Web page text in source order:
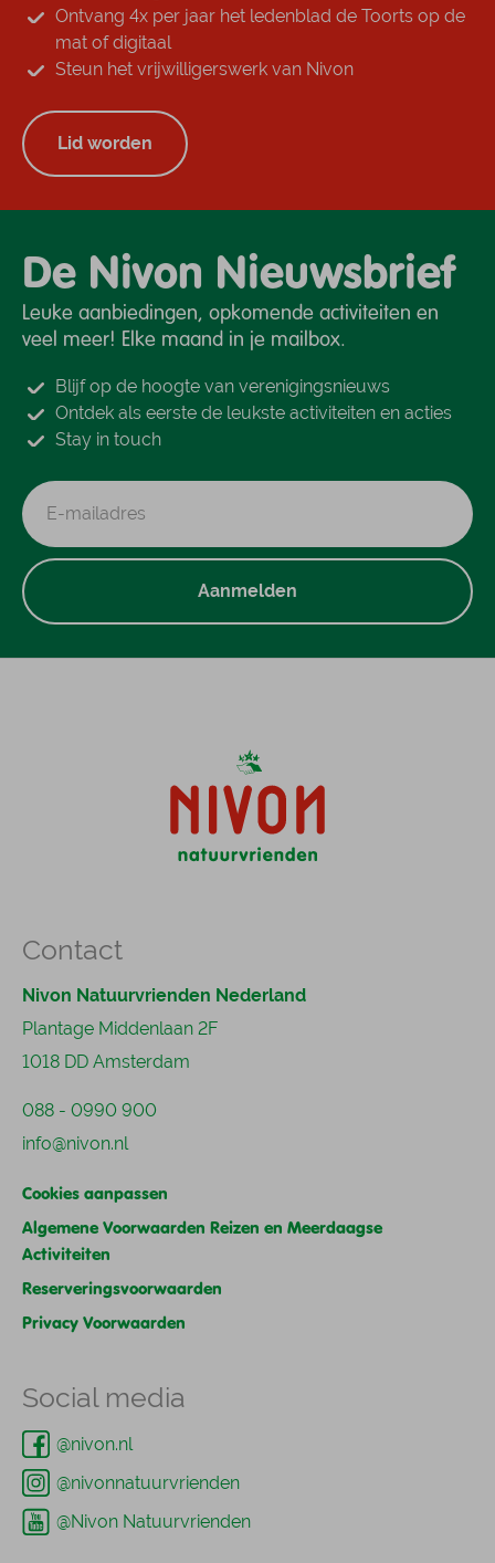
Ontvang 4x per jaar het ledenblad de Toorts op de
mat of digitaal
Steun het vrijwilligerswerk van Nivon
Lid worden
De Nivon Nieuwsbrief
Leuke aanbiedingen, opkomende activiteiten en
veel meer! Elke maand in je mailbox.
Blijf op de hoogte van verenigingsnieuws
Ontdek als eerste de leukste activiteiten en acties
Stay in touch
Aanmelden
Contact
Nivon Natuurvrienden Nederland
Plantage Middenlaan 2F
1018 DD Amsterdam
088 - 0990 900
info@nivon.nl
Cookies aanpassen
Algemene Voorwaarden Reizen en Meerdaagse
Activiteiten
Reserveringsvoorwaarden
Privacy Voorwaarden
Social media
@nivon.nl
@nivonnatuurvrienden
@Nivon Natuurvrienden